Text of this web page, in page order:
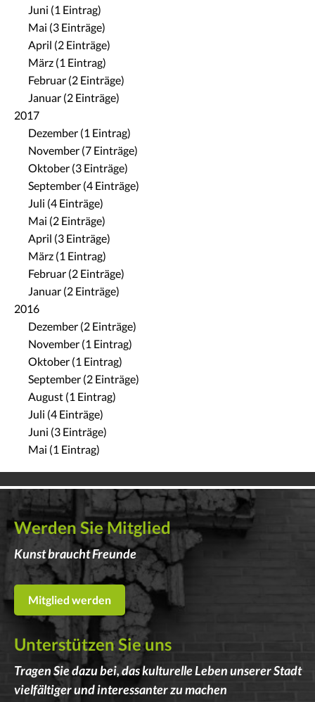
Juni (1 Eintrag)
Mai (3 Einträge)
April (2 Einträge)
März (1 Eintrag)
Februar (2 Einträge)
Januar (2 Einträge)
2017
Dezember (1 Eintrag)
November (7 Einträge)
Oktober (3 Einträge)
September (4 Einträge)
Juli (4 Einträge)
Mai (2 Einträge)
April (3 Einträge)
März (1 Eintrag)
Februar (2 Einträge)
Januar (2 Einträge)
2016
Dezember (2 Einträge)
November (1 Eintrag)
Oktober (1 Eintrag)
September (2 Einträge)
August (1 Eintrag)
Juli (4 Einträge)
Juni (3 Einträge)
Mai (1 Eintrag)
Werden Sie Mitglied
Kunst braucht Freunde
Mitglied werden
Unterstützen Sie uns
Tragen Sie dazu bei, das kulturelle Leben unserer Stadt
vielfältiger und interessanter zu machen